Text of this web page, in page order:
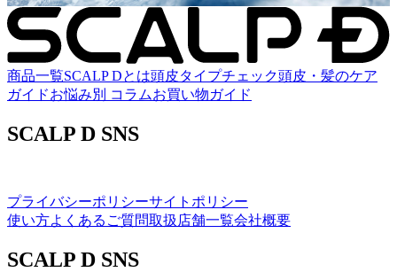
商品一覧SCALP Dとは頭皮タイプチェック頭皮・髪のケア
ガイドお悩み別 コラムお買い物ガイド
SCALP D SNS
プライバシーポリシーサイトポリシー
使い方よくあるご質問取扱店舗一覧会社概要
SCALP D SNS